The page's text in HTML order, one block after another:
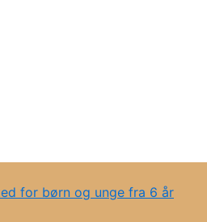
for børn og unge fra 6 år